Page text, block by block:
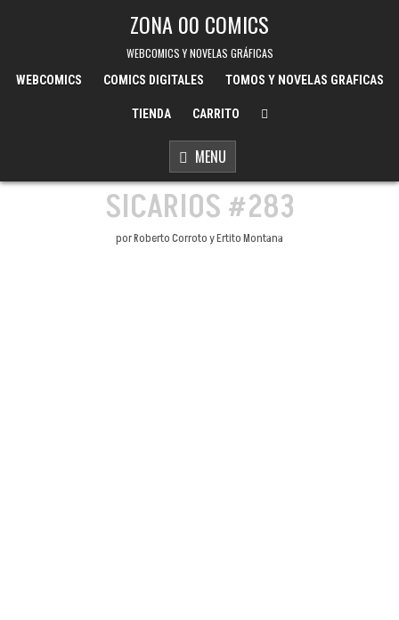
ZONA 00 COMICS
WEBCOMICS Y NOVELAS GRÁFICAS
WEBCOMICS COMICS DIGITALES TOMOS Y NOVELAS GRAFICAS
TIENDA CARRITO
MENU
SICARIOS #283
por Roberto Corroto y Ertito Montana